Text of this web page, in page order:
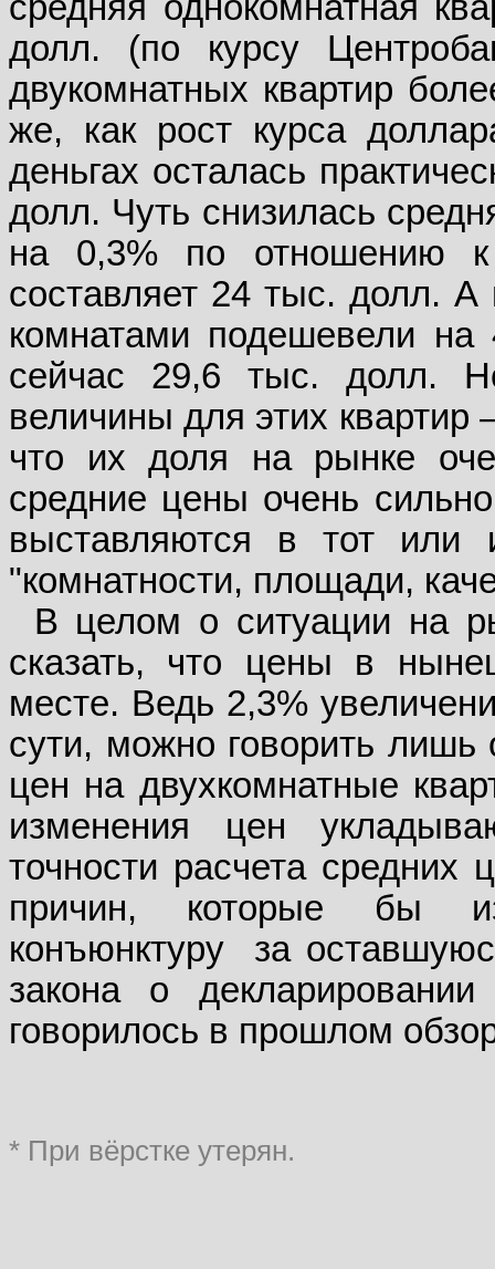
долл. (по курсу
двукомнатных квартир
же, как рост курса
деньгах осталась
долл. Чуть снизилась
на 0,3% по отношению
составляет 24 тыс. долл.
комнатами подешевели
сейчас 29,6 тыс. долл.
величины для этих
что их доля на рынке
средние цены очень
выставляются в тот или
"комнатности, площади,
В целом о ситуации на
сказать, что цены в
месте. Ведь 2,3%
сути, можно говорить
цен на двухкомнатные
изменения цен
точности расчета средних
причин, которые бы
конъюнктуру
за
закона о
говорилось в прошлом
* При вёрстке утерян.